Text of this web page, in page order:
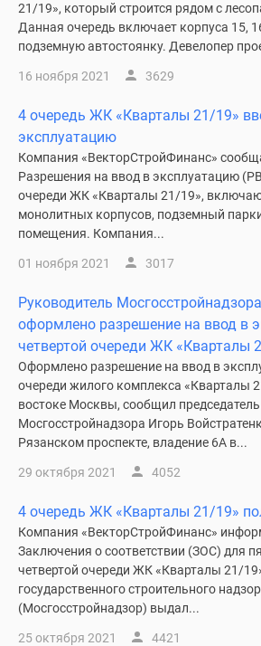
21/19», который строится рядом с
Данная очередь включает корпуса 15,
подземную автостоянку. Девелопер
16 ноября 2021 3629
4 очередь ЖК «Кварталы 21/19»
эксплуатацию
Компания «ВекторСтройФинанс»
Разрешения на ввод в эксплуатацию
очереди ЖК «Кварталы 21/19»,
монолитных корпусов, подземный
помещения. Компания...
01 ноября 2021 3017
Руководитель
оформлено разрешение на ввод в
четвертой очереди ЖК «Кварталы
Оформлено разрешение на ввод в
очереди жилого комплекса «Кварталы
востоке Москвы, сообщил председатель
Мосгосстройнадзора Игорь
Рязанском проспекте, владение 6А в...
29 октября 2021 4052
4 очередь ЖК «Кварталы 21/19»
Компания «ВекторСтройФинанс»
Заключения о соответствии (ЗОС) для
четвертой очереди ЖК «Кварталы 21/
государственного строительного
(Мосгосстройнадзор) выдал...
25 октября 2021 4421